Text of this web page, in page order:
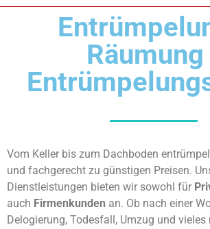
Vom Keller bis zum Dachboden
und fachgerecht zu günstigen Preisen.
Dienstleistungen bieten wir sowohl für
auch Firmenkunden an. Ob nach einer
Delogierung, Todesfall, Umzug und vieles